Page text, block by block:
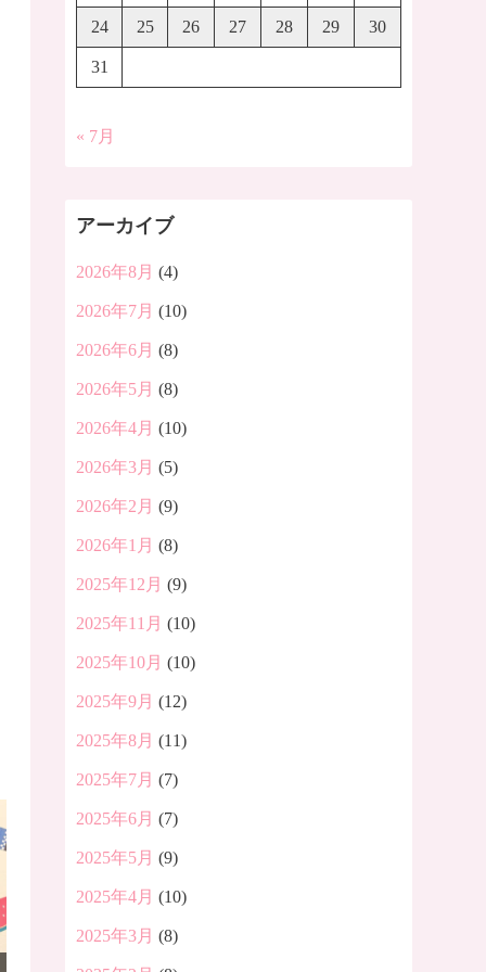
24 25 26 27 28 29 30
31
« 7月
アーカイブ
2026年8月 (4)
2026年7月 (10)
2026年6月 (8)
2026年5月 (8)
2026年4月 (10)
2026年3月 (5)
2026年2月 (9)
2026年1月 (8)
2025年12月 (9)
2025年11月 (10)
2025年10月 (10)
2025年9月 (12)
2025年8月 (11)
2025年7月 (7)
2025年6月 (7)
2025年5月 (9)
2025年4月 (10)
2025年3月 (8)